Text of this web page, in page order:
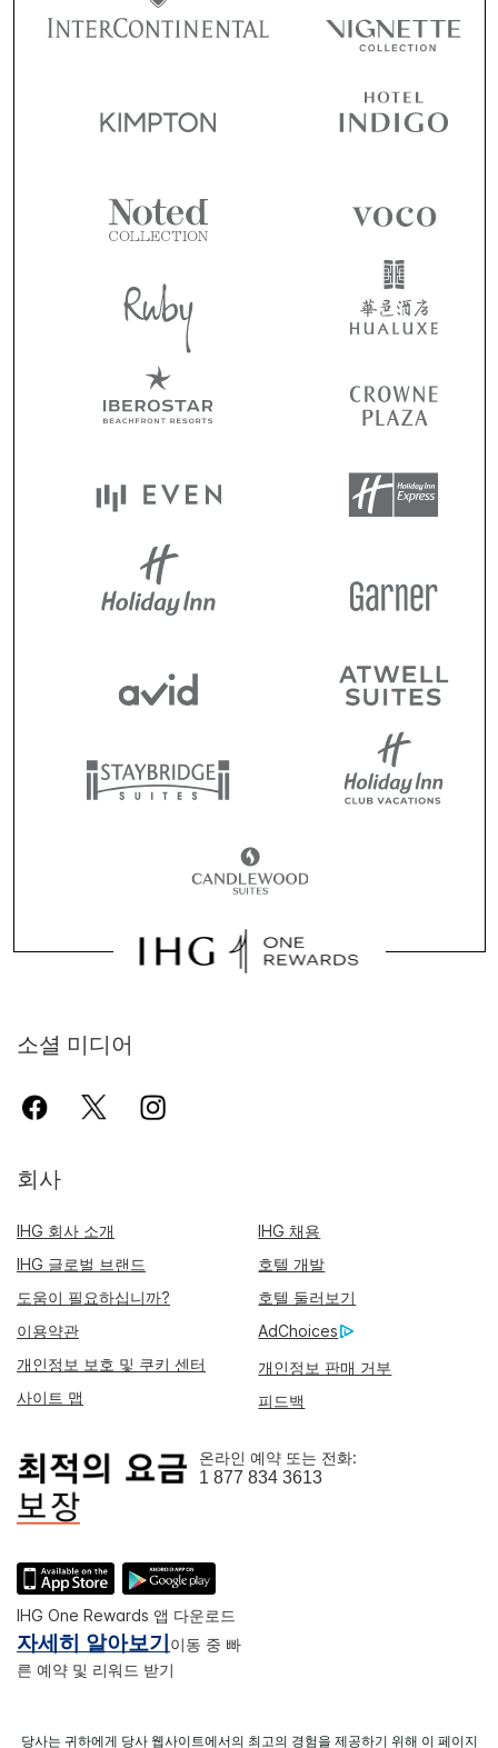
소셜 미디어
회사
IHG 회사 소개
IHG 채용
IHG 글로벌 브랜드
호텔 개발
도움이 필요하십니까?
호텔 둘러보기
이용약관
AdChoices
개인정보 보호 및 쿠키 센터
개인정보 판매 거부
사이트 맵
피드백
온라인 예약 또는 전화:
1 877 834 3613
IHG One Rewards 앱 다운로드
자세히 알아보기 이동 중 빠
른 예약 및 리워드 받기
당사는 귀하에게 당사 웹사이트에서의 최고의 경험을 제공하기 위해 이 페이지